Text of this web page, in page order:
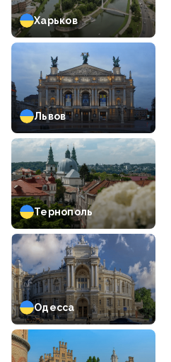
Харьков
Львов
Тернополь
Одесса